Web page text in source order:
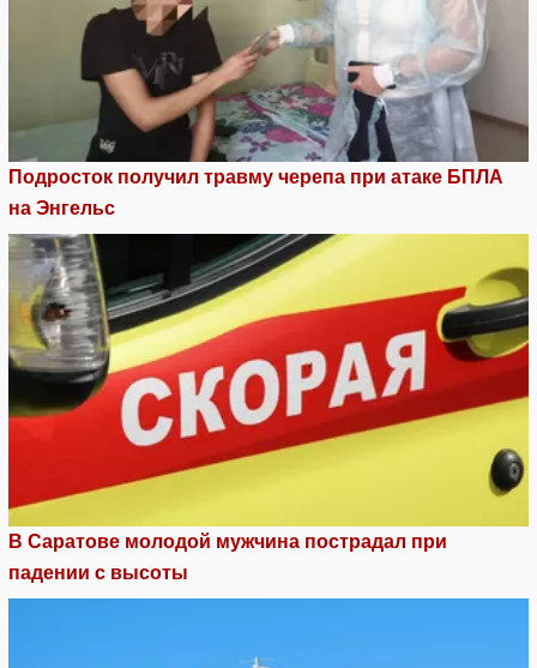
Подросток получил травму черепа при атаке БПЛА
на Энгельс
В Саратове молодой мужчина пострадал при
падении с высоты